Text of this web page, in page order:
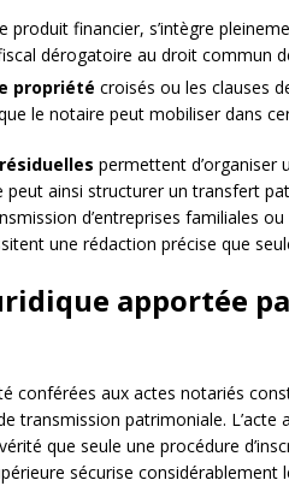
produit financier, s’intègre
dérogatoire au droit commun
propriété croisés ou les clauses
le notaire peut mobiliser dans
permettent d’organiser
peut ainsi structurer un transfert
d’entreprises familiales
une rédaction précise que
apportée
conférées aux actes notariés
transmission patrimoniale. L’acte
que seule une procédure
sécurise considérablement